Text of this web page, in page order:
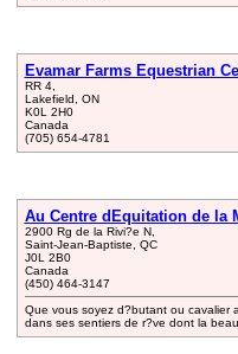
Evamar Farms Equestrian
RR 4,
Lakefield, ON
K0L 2H0
Canada
(705) 654-4781
Au Centre dEquitation de la
2900 Rg de la Rivi?e N,
Saint-Jean-Baptiste, QC
J0L 2B0
Canada
(450) 464-3147
Que vous soyez d?butant ou cavalier
dans ses sentiers de r?ve dont la